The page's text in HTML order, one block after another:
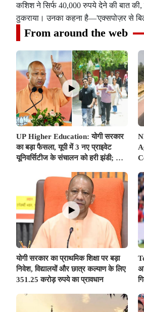
कशिश ने सिर्फ 40,000 रुपये देने की बात
ठुकराया। उनका कहना है—'एक्सपोज़र से
From around the web
UP Higher Education: योगी सरकार
का बड़ा फैसला, यूपी में 3 नए प्राइवेट
यूनिवर्सिटीज के संचालन को हरी झंडी; जानें
योगी सरकार का प्राथमिक शिक्षा पर बड़ा
निवेश, विद्यालयों और छात्र कल्याण के लिए
351.25 करोड़ रुपये का प्रावधान